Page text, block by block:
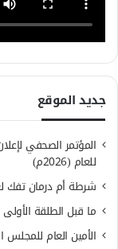
جديد الموقع
المؤتمر الصحفي
للعام (2026م)
شرطة أم درمان تفك لغز
ما قبل الطلقة الأولى
الأمين العام للمجلس